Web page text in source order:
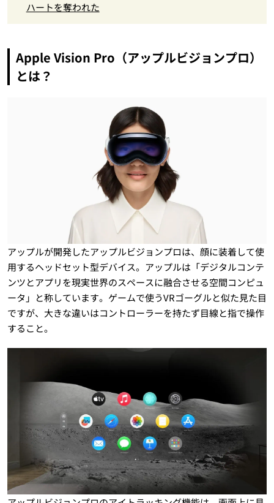
ハートを奪われた
Apple Vision Pro（アップルビジョンプロ）
とは？
アップルが開発したアップルビジョンプロは、顔に装着して使
用するヘッドセット型デバイス。アップルは「デジタルコンテ
ンツとアプリを現実世界のスペースに融合させる空間コンピュ
ータ」と称しています。ゲームで使うVRゴーグルと似た見た目
ですが、大きな違いはコントローラーを持たず目線と指で操作
すること。